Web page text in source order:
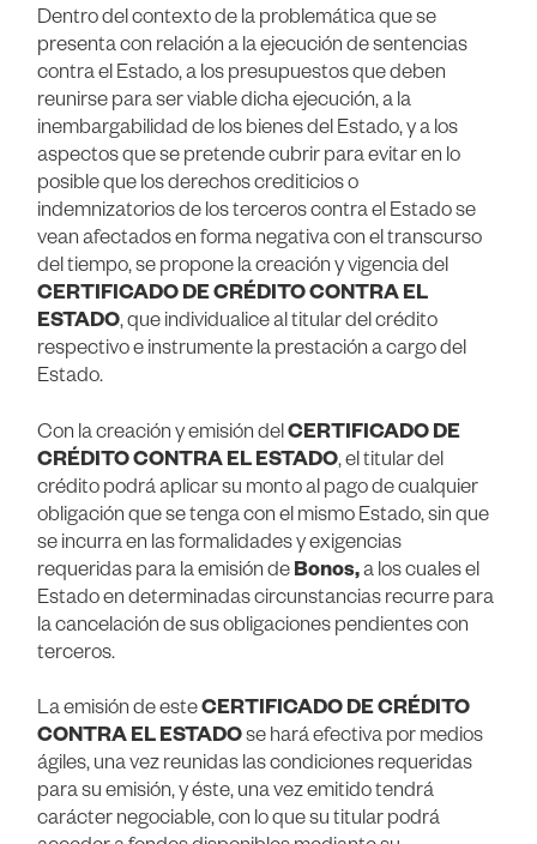
Dentro del contexto de la problemática que se
presenta con relación a la ejecución de sentencias
contra el Estado, a los presupuestos que deben
reunirse para ser viable dicha ejecución, a la
inembargabilidad de los bienes del Estado, y a los
aspectos que se pretende cubrir para evitar en lo
posible que los derechos crediticios o
indemnizatorios de los terceros contra el Estado se
vean afectados en forma negativa con el transcurso
del tiempo, se propone la creación y vigencia del
CERTIFICADO DE CRÉDITO CONTRA EL
ESTADO, que individualice al titular del crédito
respectivo e instrumente la prestación a cargo del
Estado.
Con la creación y emisión delCERTIFICADO DE
CRÉDITO CONTRA EL ESTADO, el titular del
crédito podrá aplicar su monto al pago de cualquier
obligación que se tenga con el mismo Estado, sin que
se incurra en las formalidades y exigencias
requeridas para la emisión deBonos,a los cuales el
Estado en determinadas circunstancias recurre para
la cancelación de sus obligaciones pendientes con
terceros.
La emisión de esteCERTIFICADO DE CRÉDITO
CONTRA EL ESTADOse hará efectiva por medios
ágiles, una vez reunidas las condiciones requeridas
para su emisión, y éste, una vez emitido tendrá
carácter negociable, con lo que su titular podrá